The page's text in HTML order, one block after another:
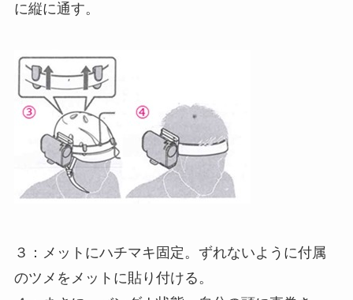
に縦に通す。
３：メットにハチマキ固定。ずれないように付属
のツメをメットに貼り付ける。